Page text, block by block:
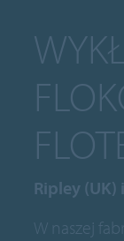
Ripley (UK)
W naszej